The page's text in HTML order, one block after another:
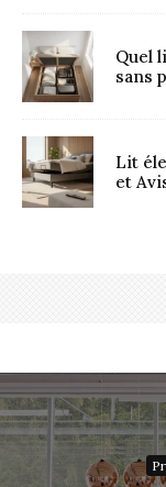
Quel
sans
Lit
et